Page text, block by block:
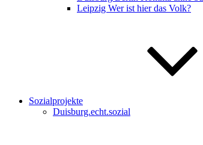
Leipzig Wer ist hier das Volk?
Sozialprojekte
Duisburg.echt.sozial